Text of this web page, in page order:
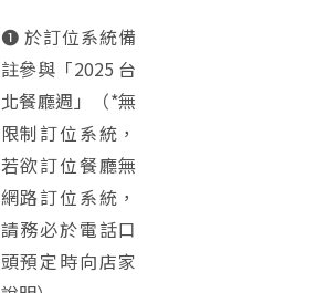
➊ 於訂位系統備
註參與「2025 台
北餐廳週」（*無
限制訂位系統，
若欲訂位餐廳無
網路訂位系統，
請務必於電話口
頭預定時向店家